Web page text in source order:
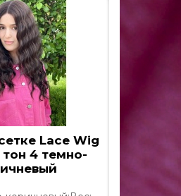
Lace Wig
4 темно-
501